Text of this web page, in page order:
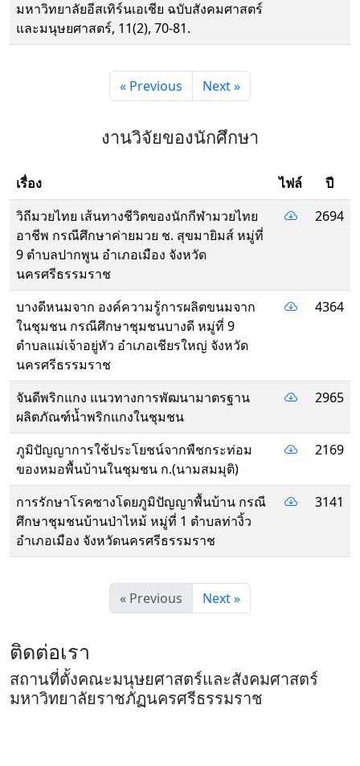
มหาวิทยาลัยอีสเทิร์นเอเชีย ฉบับสังคมศาสตร์
และมนุษยศาสตร์, 11(2), 70-81.
« Previous Next »
งานวิจัยของนักศึกษา
เรื่อง ไฟล์
ปี
วิถีมวยไทย เส้นทางชีวิตของนักกีฬามวยไทย
อาชีพ กรณีศึกษาค่ายมวย ช. สุขมายิมส์ หมู่ที่
9 ตำบลปากพูน อำเภอเมือง จังหวัด
นครศรีธรรมราช
2694
บางดีหนมจาก องค์ความรู้การผลิตขนมจาก
ในชุมชน กรณีศึกษาชุมชนบางดี หมู่ที่ 9
ตำบลแม่เจ้าอยู่หัว อำเภอเชียรใหญ่ จังหวัด
นครศรีธรรมราช
4364
จันดีพริกแกง แนวทางการพัฒนามาตรฐาน
ผลิตภัณฑ์น้ำพริกแกงในชุมชน
2965
ภูมิปัญญาการใช้ประโยชน์จากพืชกระท่อม
ของหมอพื้นบ้านในชุมชน ก.(นามสมมุติ)
2169
การรักษาโรคซางโดยภูมิปัญญาพื้นบ้าน กรณี
ศึกษาชุมชนบ้านป่าไหม้ หมู่ที่ 1 ตำบลท่างิ้ว
อำเภอเมือง จังหวัดนครศรีธรรมราช
3141
« Previous Next »
ติดต่อเรา
สถานที่ตั้งคณะมนุษยศาสตร์และสังคมศาสตร์
มหาวิทยาลัยราชภัฏนครศรีธรรมราช